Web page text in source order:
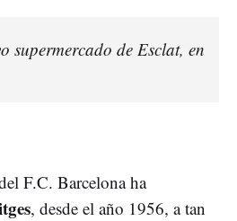
supermercado de Esclat, en
F.C. Barcelona ha
, desde el año 1956, a tan